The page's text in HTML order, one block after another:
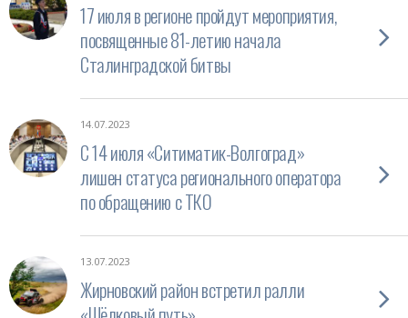
17 июля в регионе пройдут мероприятия,
посвященные 81-летию начала
Сталинградской битвы
14.07.2023
С 14 июля «Ситиматик-Волгоград»
лишен статуса регионального оператора
по обращению с ТКО
13.07.2023
Жирновский район встретил ралли